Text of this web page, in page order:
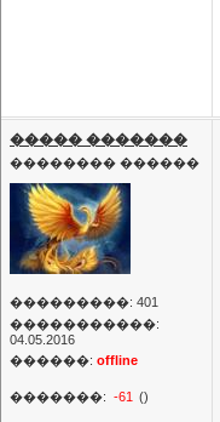
����� �������
�������� ������
���������: 401
�����������:
04.05.2016
������: offline
�������: -61 ()